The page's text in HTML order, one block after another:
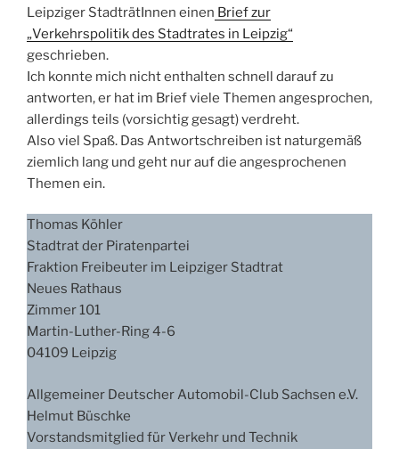
Leipziger StadträtInnen einen Brief zur
„Verkehrspolitik des Stadtrates in Leipzig“
geschrieben.
Ich konnte mich nicht enthalten schnell darauf zu
antworten, er hat im Brief viele Themen angesprochen,
allerdings teils (vorsichtig gesagt) verdreht.
Also viel Spaß. Das Antwortschreiben ist naturgemäß
ziemlich lang und geht nur auf die angesprochenen
Themen ein.
Thomas Köhler
Stadtrat der Piratenpartei
Fraktion Freibeuter im Leipziger Stadtrat
Neues Rathaus
Zimmer 101
Martin-Luther-Ring 4-6
04109 Leipzig
Allgemeiner Deutscher Automobil-Club Sachsen e.V.
Helmut Büschke
Vorstandsmitglied für Verkehr und Technik